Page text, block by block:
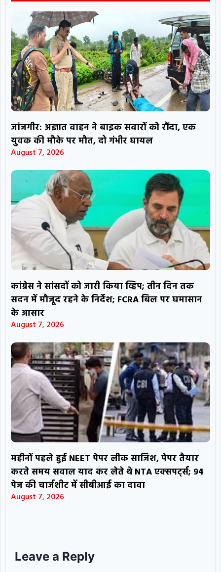
जांजगीर: अज्ञात वाहन ने बाइक सवारों को रौंदा, एक
युवक की मौके पर मौत, दो गंभीर घायल
August 7, 2026
कांग्रेस ने सांसदों को जारी किया व्हिप; तीन दिन तक
सदन में मौजूद रहने के निर्देश; FCRA बिल पर घमासान
के आसार
August 7, 2026
महीनों पहले हुई NEET पेपर लीक साजिश, पेपर तैयार
करते समय सवाल याद कर लेते थे NTA एक्सपर्ट्स; 94
पेज की चार्जशीट में सीबीआई का दावा
August 7, 2026
Leave a Reply